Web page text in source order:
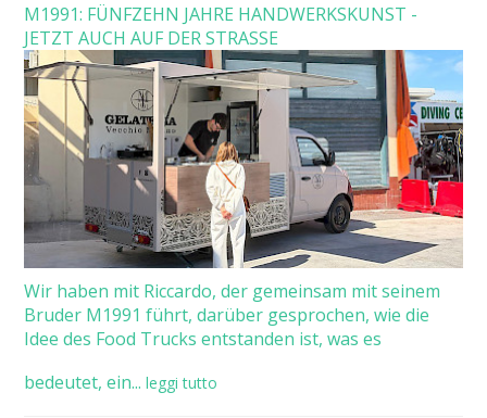
M1991: FÜNFZEHN JAHRE HANDWERKSKUNST -
JETZT AUCH AUF DER STRASSE
Wir haben mit Riccardo, der gemeinsam mit seinem
Bruder M1991 führt, darüber gesprochen, wie die
Idee des Food Trucks entstanden ist, was es
bedeutet, ein... leggi tutto